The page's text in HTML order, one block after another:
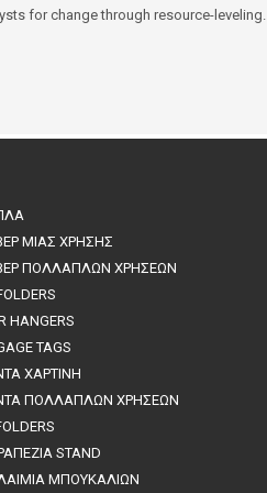
for change through resource-leveling.
ΜΙΑΣ ΧΡΗΣΗΣ
ΠΟΛΛΑΠΛΩΝ ΧΡΗΣΕΩΝ
HANGERS
TAGS
ΧΑΡΤΙΝΗ
ΠΟΛΛΑΠΛΩΝ ΧΡΗΣΕΩΝ
STAND
ΜΠΟΥΚΑΛΙΩΝ